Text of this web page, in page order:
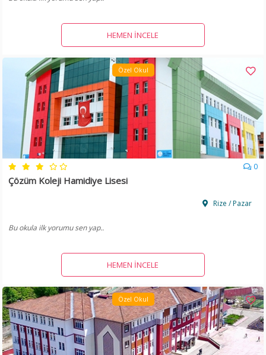
HEMEN İNCELE
Özel Okul
0
Çözüm Koleji Hamidiye Lisesi
Rize / Pazar
Bu okula ilk yorumu sen yap..
HEMEN İNCELE
Özel Okul